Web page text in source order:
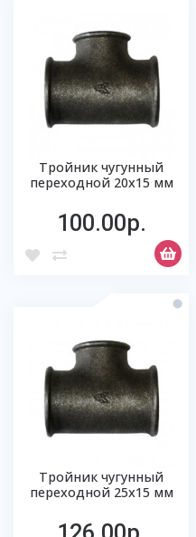
Тройник чугунный
переходной 20х15 мм
100.00р.
Тройник чугунный
переходной 25х15 мм